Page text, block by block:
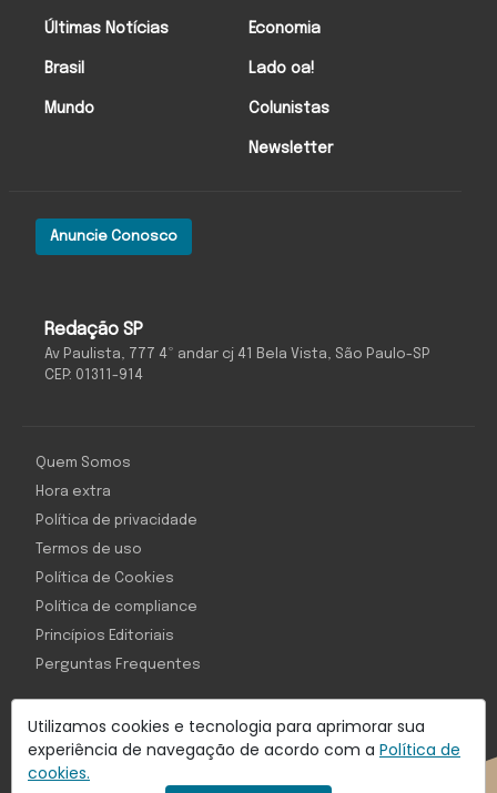
Utilizamos cookies e tecnologia para aprimorar sua
experiência de navegação de acordo com a Política de
cookies.
Redação SP
Av Paulista, 777 4º andar cj 41 Bela Vista, São Paulo-SP
CEP: 01311-914
Anuncie Conosco
Últimas Notícias
Brasil
Mundo
Economia
Lado oa!
Colunistas
Newsletter
Com inteligência e tecnologia:
Object1ve - Marketing Solution
Quem Somos
Hora extra
Política de privacidade
Termos de uso
Política de Cookies
Política de compliance
Princípios Editoriais
Perguntas Frequentes